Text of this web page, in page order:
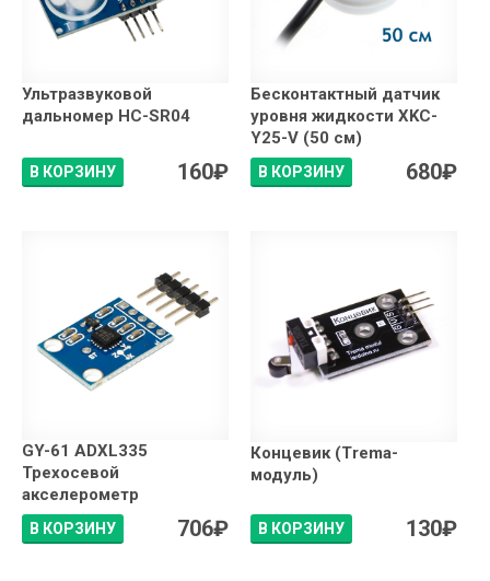
Ультразвуковой
дальномер HC-SR04
В КОРЗИНУ 160₽
Бесконтактный датчик
уровня жидкости XKC-
Y25-V (50 см)
В КОРЗИНУ 680₽
GY-61 ADXL335
Трехосевой
акселерометр
В КОРЗИНУ 706₽
Концевик (Trema-
модуль)
В КОРЗИНУ 130₽